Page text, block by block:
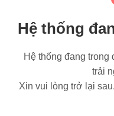
Hệ thống
Hệ thống đang trong
trải
Xin vui lòng trở lại